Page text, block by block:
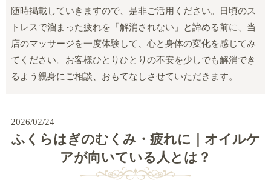
随時掲載していきますので、是非ご活用ください。日頃のス
トレスで溜まった疲れを「解消されない」と諦める前に、当
店のマッサージを一度体験して、心と身体の変化を感じてみ
てください。お客様ひとりひとりの不安を少しでも解消でき
るよう親身にご相談、おもてなしさせていただきます。
2026/02/24
ふくらはぎのむくみ・疲れに｜オイルケ
アが向いている人とは？